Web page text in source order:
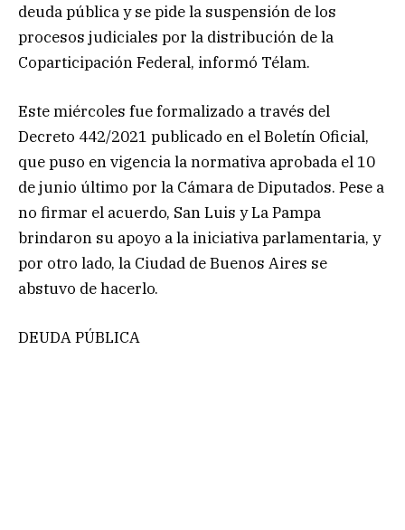
deuda pública y se pide la suspensión de los
procesos judiciales por la distribución de la
Coparticipación Federal, informó Télam.
Este miércoles fue formalizado a través del
Decreto 442/2021 publicado en el Boletín Oficial,
que puso en vigencia la normativa aprobada el 10
de junio último por la Cámara de Diputados. Pese a
no firmar el acuerdo, San Luis y La Pampa
brindaron su apoyo a la iniciativa parlamentaria, y
por otro lado, la Ciudad de Buenos Aires se
abstuvo de hacerlo.
DEUDA PÚBLICA